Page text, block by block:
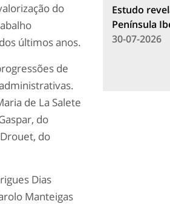
do
últimos anos.
de
de La Salete
do
do
Dias
Manteigas
Estudo
Península
30-07-2026